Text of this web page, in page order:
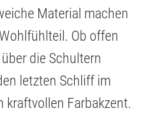
Material machen
Ob offen
die Schultern
letzten Schliff im
kraftvollen Farbakzent.